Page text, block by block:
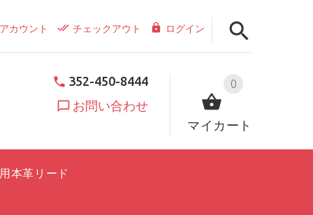
カウント チェックアウト ログイン
0
マイカート
352-450-8444
お問い合わせ
本革リード